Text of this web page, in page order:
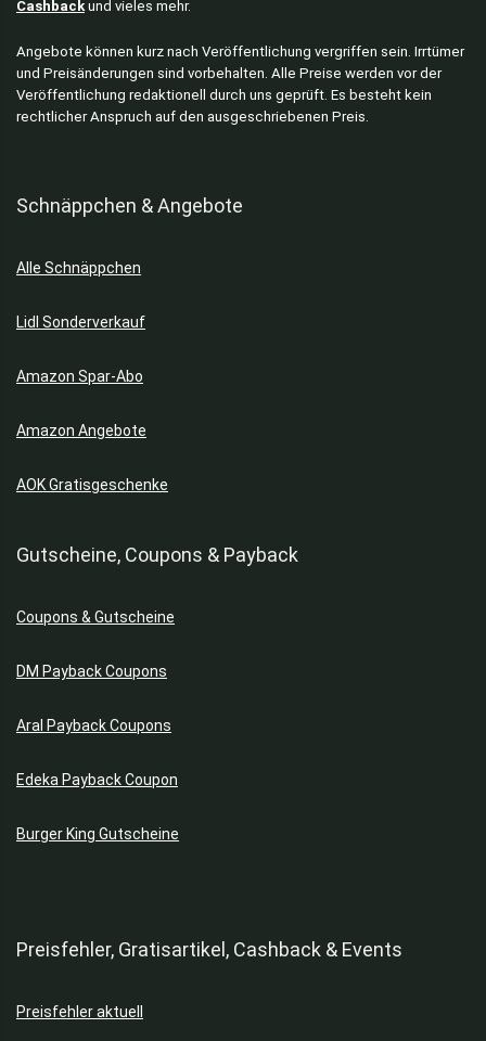
Cashbackund vieles mehr.
Angebote können kurz nach Veröffentlichung vergriffen sein. Irrtümer
und Preisänderungen sind vorbehalten. Alle Preise werden vor der
Veröffentlichung redaktionell durch uns geprüft. Es besteht kein
rechtlicher Anspruch auf den ausgeschriebenen Preis.
Schnäppchen & Angebote
Alle Schnäppchen
Lidl Sonderverkauf
Amazon Spar-Abo
Amazon Angebote
AOK Gratisgeschenke
Gutscheine, Coupons & Payback
Coupons & Gutscheine
DM Payback Coupons
Aral Payback Coupons
Edeka Payback Coupon
Burger King Gutscheine
Preisfehler, Gratisartikel, Cashback & Events
Preisfehler aktuell